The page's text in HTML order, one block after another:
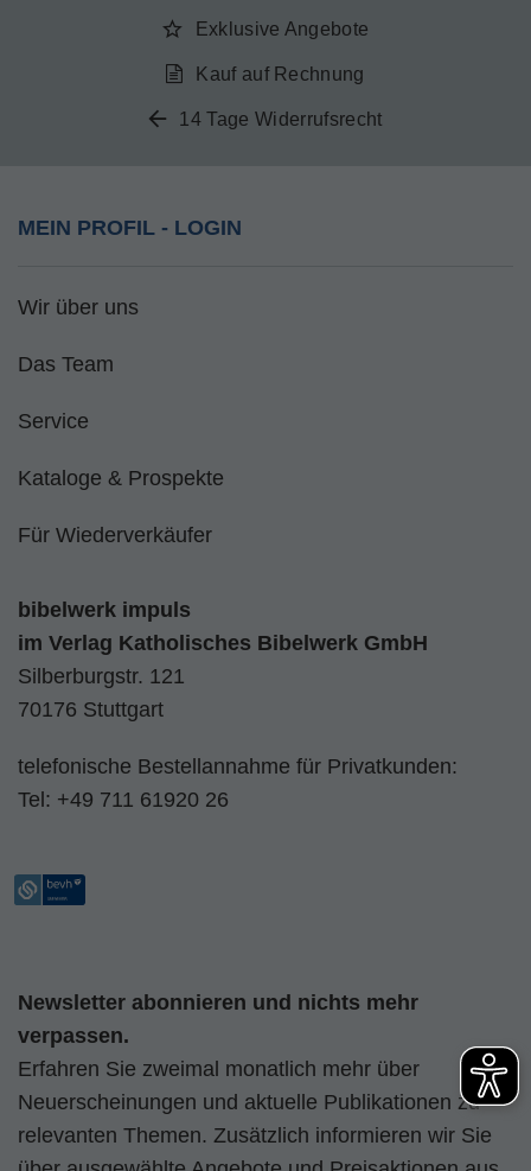
Exklusive Angebote
Kauf auf Rechnung
14 Tage Widerrufsrecht
MEIN PROFIL - LOGIN
Wir über uns
Das Team
Service
Kataloge & Prospekte
Für Wiederverkäufer
bibelwerk impuls
im Verlag Katholisches Bibelwerk GmbH
Silberburgstr. 121
70176 Stuttgart
telefonische Bestellannahme für Privatkunden:
Tel: +49 711 61920 26
Newsletter abonnieren und nichts mehr
verpassen.
Erfahren Sie zweimal monatlich mehr über
Neuerscheinungen und aktuelle Publikationen zu
relevanten Themen. Zusätzlich informieren wir Sie